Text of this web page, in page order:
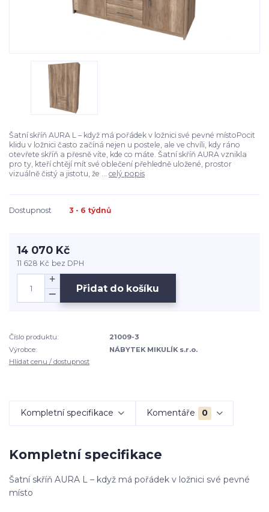
Šatní skříň AURA L – když má pořádek v ložnici své pevné místoPocit
klidu v ložnici často začíná nejen u postele, ale ve chvíli, kdy ráno
otevřete skříň a přesně víte, kde co máte. Šatní skříň AURA vznikla
pro ty, kteří chtějí mít své oblečení přehledně uložené, prostor
vizuálně čistý a jistotu, že ... celý popis
Dostupnost 3 - 6 týdnů
14 070 Kč
11 628 Kč bez DPH
Přidat do košíku
Číslo produktu:
21009-3
Výrobce:
NÁBYTEK MIKULÍK s.r.o.
Hlídat cenu / dostupnost
Kompletní specifikace Komentáře 0
Kompletní specifikace
Šatní skříň AURA L – když má pořádek v ložnici své pevné
místo